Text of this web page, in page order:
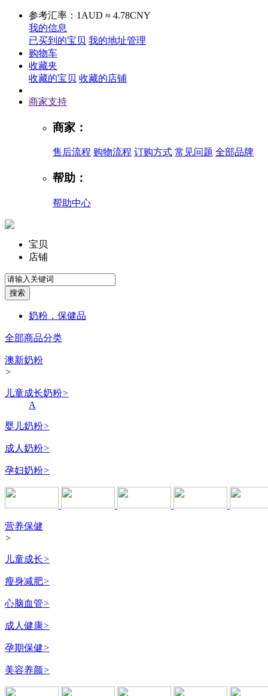
参考汇率：1AUD ≈ 4.78CNY
我的信息
已买到的宝贝 我的地址管理
购物车
收藏夹
收藏的宝贝 收藏的店铺
商家支持
商家：
售后流程 购物流程 订购方式 常见问题 全部品牌
帮助：
帮助中心
宝贝
店铺
奶粉，保健品
全部商品分类
澳新奶粉
>
儿童成长奶粉>
A
婴儿奶粉>
成人奶粉>
孕妇奶粉>
营养保健
>
儿童成长>
瘦身减肥>
心脑血管>
成人健康>
孕期保健>
美容养颜>